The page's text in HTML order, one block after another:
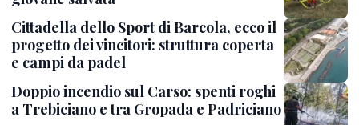
Cittadella dello Sport di Barcola, ecco il
progetto dei vincitori: struttura coperta
e campi da padel
Doppio incendio sul Carso: spenti roghi
a Trebiciano e tra Gropada e Padriciano